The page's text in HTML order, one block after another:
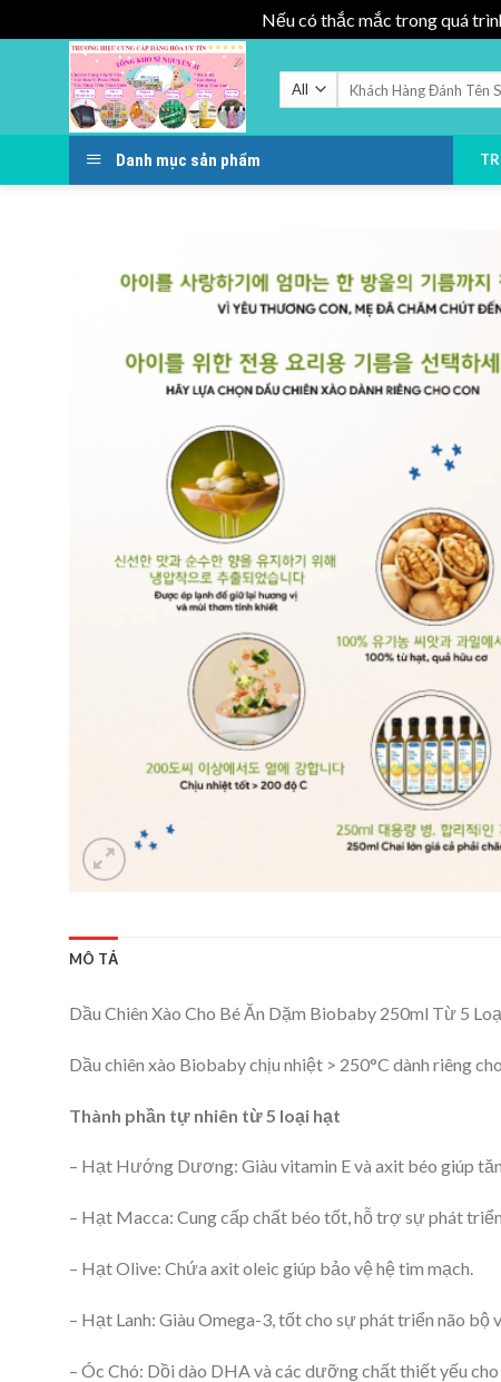
Nếu có thắc mắc trong quá
Danh mục sản phẩm
MÔ TẢ
Dầu Chiên Xào Cho Bé Ăn Dặm Biobaby 250ml Từ 5
Dầu chiên xào Biobaby chịu nhiệt > 250°C dành riêng
Thành phần tự nhiên từ 5 loại hạt
– Hạt Hướng Dương: Giàu vitamin E và axit béo giúp
– Hạt Macca: Cung cấp chất béo tốt, hỗ trợ sự phát
– Hạt Olive: Chứa axit oleic giúp bảo vệ hệ tim mạch.
– Hạt Lanh: Giàu Omega-3, tốt cho sự phát triển não bộ
– Óc Chó: Dồi dào DHA và các dưỡng chất thiết yếu cho